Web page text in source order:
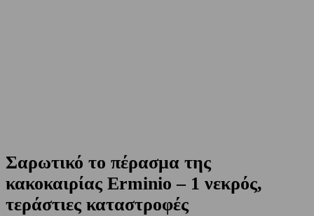
Σαρωτικό το πέρασμα της
κακοκαιρίας Erminio – 1 νεκρός,
τεράστιες καταστροφές